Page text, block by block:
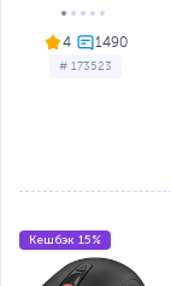
4
# 173523
Кешбэк 15%